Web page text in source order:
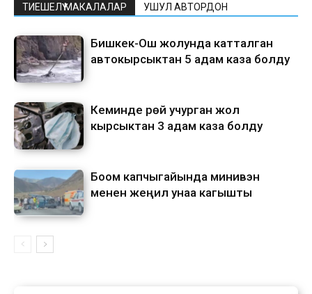
ТИЕШЕЛҮҮ МАКАЛАЛАР УШУЛ АВТОРДОН
Бишкек-Ош жолунда катталган
автокырсыктан 5 адам каза болду
Кеминде үрөй учурган жол
кырсыктан 3 адам каза болду
Боом капчыгайында минивэн
менен жеңил унаа кагышты